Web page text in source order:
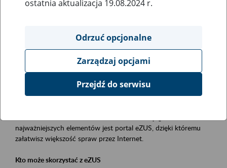
Szkolenia
Obszar merytoryczny
obsługa klientów
Opis wydarzenia
Platforma Usług Elektronicznych ZUS eZUS
najważniejszych elementów jest portal eZUS, dzięki któremu
załatwisz większość spraw przez Internet.
Kto może skorzystać z eZUS
ostatnia aktualizacja 19.08.2024 r.
Odrzuć opcjonalne
Zarządzaj opcjami
Przejdź do serwisu